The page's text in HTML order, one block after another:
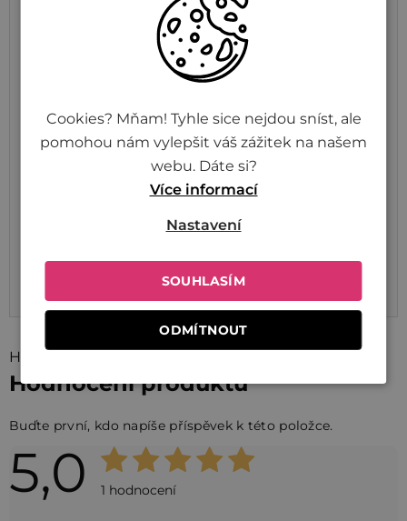
Výživové údaje na 100 g
Energetická hodnota
z toho nasycené mastné
kyseliny
0,2 g
Bílkoviny 13,3 g
Sůl 0,222 g
Hodnocení (1)
Hodnocení produktu
Buďte první, kdo napíše příspěvek k této položce.
5,0
Průměrné
hodnocení
1 hodnocení
Cookies? Mňam! Tyhle sice nejdou sníst, ale
pomohou nám vylepšit váš zážitek na našem
webu. Dáte si?
Více informací
SOUHLASÍM
ODMÍTNOUT
Nastavení